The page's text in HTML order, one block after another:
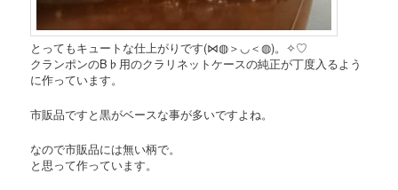
とってもキュートな仕上がりです(⋈◍＞◡＜◍)。✧♡
クランポンのB♭用のクラリネットケースの純正が丁度入るよう
に作っています。
市販品ですと黒がベースな事が多いですよね。
なので市販品には無い柄で。
と思って作っています。